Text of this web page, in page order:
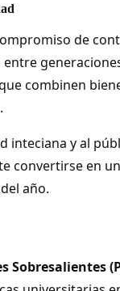
de
combinen
inteciana y al
convertirse en
año.
Sobresalientes